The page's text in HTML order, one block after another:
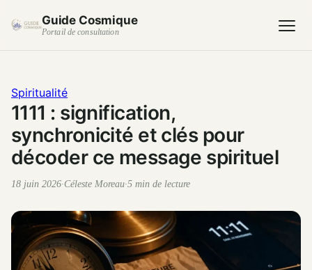
Guide Cosmique
Portail de consultation
Spiritualité
1111 : signification,
synchronicité et clés pour
décoder ce message spirituel
18 juin 2026·Céleste Moreau·5 min de lecture